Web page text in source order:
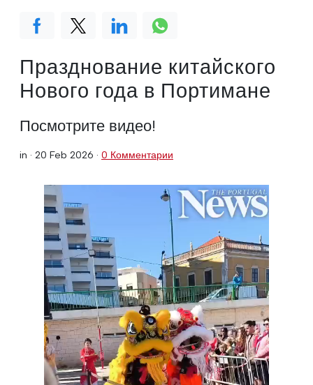
Празднование китайского
Нового года в Портимане
Посмотрите видео!
in · 20 Feb 2026 · 0 Комментарии